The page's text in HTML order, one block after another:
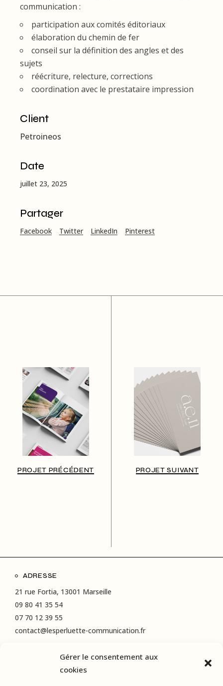
Gérer le consentement aux
cookies
communication :
participation aux comités éditoriaux
élaboration du chemin de fer
conseil sur la définition des angles et des
sujets
réécriture, relecture, corrections
coordination avec le prestataire impression
Client
Petroineos
Date
juillet 23, 2025
Partager
Facebook Twitter LinkedIn Pinterest
PROJET PRÉCÉDENT PROJET SUIVANT
ADRESSE
21 rue Fortia, 13001 Marseille
09 80 41 35 54
07 70 12 39 55
contact@lesperluette-communication.fr
RÉSEAUX SOCIAUX